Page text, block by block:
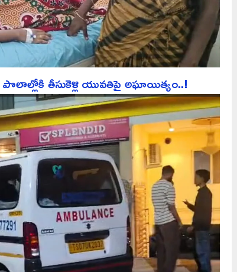
పొలాల్లోకి తీసుకెళ్లి యువతిపై అఘాయిత్యం..!